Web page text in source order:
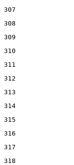
307
308
309
310
311
312
313
314
315
316
317
318